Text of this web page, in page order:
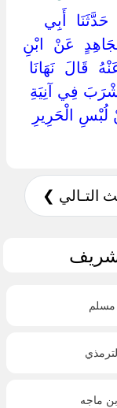
‏أَبِي
‏عَنْ ‏ ‏ابْنِ
‏قَالَ ‏ ‏نَهَانَا
فِي آنِيَةِ
لُبْسِ الْحَرِيرِ
التـالي ❯
ماجه